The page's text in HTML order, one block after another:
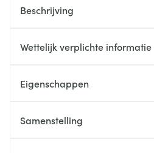
Beschrijving
Wettelijk verplichte informatie
Eigenschappen
Samenstelling